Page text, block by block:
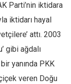
Parti’nin iktidara
iktidarı hayal
attı. 2003
gibi ağdalı
yanında PKK
veren Doğu